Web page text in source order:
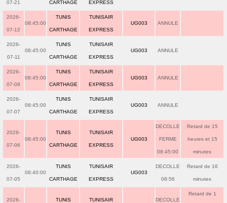
07-21 CARTHAGE EXPRESS
2026-
07-12
08:45:00
TUNIS
CARTHAGE
TUNISAIR
EXPRESS
UG003 ANNULE
2026-
07-11
08:45:00
TUNIS
CARTHAGE
TUNISAIR
EXPRESS
UG003 ANNULE
2026-
07-08
08:45:00
TUNIS
CARTHAGE
TUNISAIR
EXPRESS
UG003 ANNULE
2026-
07-07
08:45:00
TUNIS
CARTHAGE
TUNISAIR
EXPRESS
UG003 ANNULE
2026-
07-06
08:45:00
TUNIS
CARTHAGE
TUNISAIR
EXPRESS
UG003
DECOLLE
FERME
08:45:00
Retard de 15
heures et 15
minutes
2026-
07-05
08:40:00
TUNIS
CARTHAGE
TUNISAIR
EXPRESS
UG003
DECOLLE
08:56
Retard de 16
minutes
2026- TUNIS TUNISAIR DECOLLE
Retard de 1